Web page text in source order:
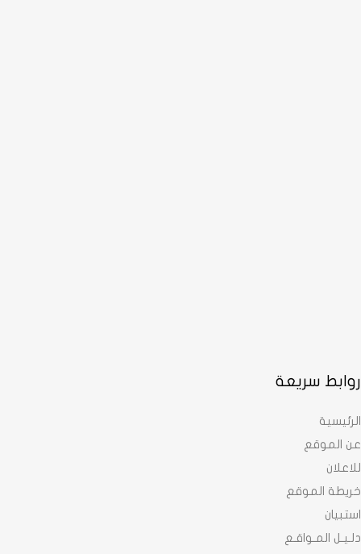
روابط سريعة
الرئيسية
عن الموقع
للاعلان
خريطة الموقع
استبيان
دلـيـل المـواقـع